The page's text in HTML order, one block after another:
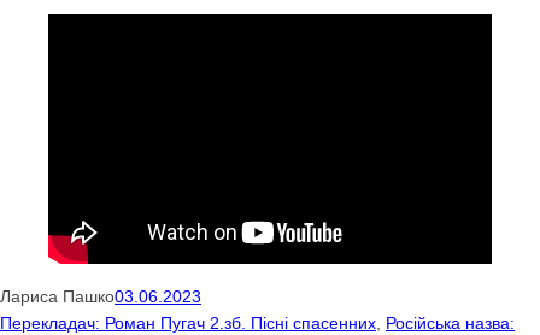
Лариса Пашко03.06.2023
Перекладач: Роман Пугач 2.зб. Пісні спасенних, Російська назва: